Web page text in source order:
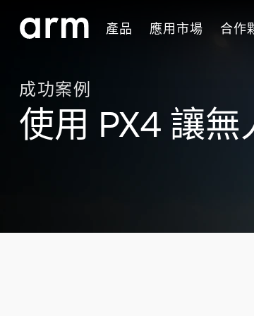
Skip to Footer
產品 應用市場 合作
成功案例
使用 PX4 讓無